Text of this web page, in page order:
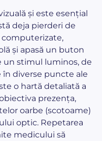
și este esențial
deja pierderi de
și apasă un buton
un stimul luminos, de
diverse puncte ale
o hartă detaliată a
prezența,
oarbe (scotoame)
optic. Repetarea
medicului să